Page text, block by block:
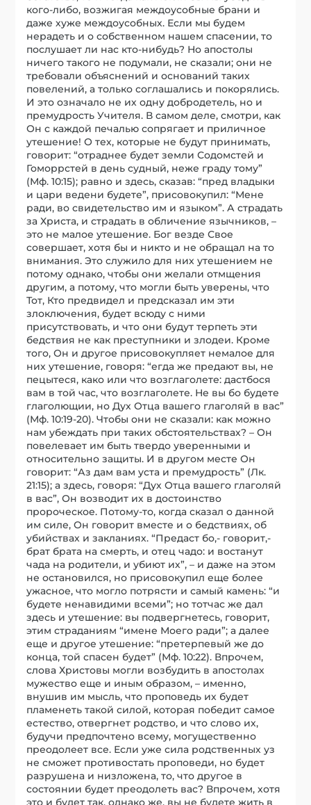
кого-либо, возжигая междоусобные брани и
даже хуже междоусобных. Если мы будем
нерадеть и о собственном нашем спасении, то
послушает ли нас кто-нибудь? Но апостолы
ничего такого не подумали, не сказали; они не
требовали объяснений и оснований таких
повелений, а только соглашались и покорялись.
И это означало не их одну добродетель, но и
премудрость Учителя. В самом деле, смотри, как
Он с каждой печалью сопрягает и приличное
утешение! О тех, которые не будут принимать,
говорит: “отраднее будет земли Содомстей и
Гоморрстей в день судный, неже граду тому”
(Мф. 10:15); равно и здесь, сказав: “пред владыки
и цари ведени будете”, присовокупил: “Мене
ради, во свидетельство им и языком”. А страдать
за Христа, и страдать в обличение язычников, –
это не малое утешение. Бог везде Свое
совершает, хотя бы и никто и не обращал на то
внимания. Это служило для них утешением не
потому однако, чтобы они желали отмщения
другим, а потому, что могли быть уверены, что
Тот, Кто предвидел и предсказал им эти
злоключения, будет всюду с ними
присутствовать, и что они будут терпеть эти
бедствия не как преступники и злодеи. Кроме
того, Он и другое присовокупляет немалое для
них утешение, говоря: “егда же предают вы, не
пецытеся, како или что возглаголете: дастбося
вам в той час, что возглаголете. Не вы бо будете
глаголющии, но Дух Отца вашего глаголяй в вас”
(Мф. 10:19-20). Чтобы они не сказали: как можно
нам убеждать при таких обстоятельствах? – Он
повелевает им быть твердо уверенными и
относительно защиты. И в другом месте Он
говорит: “Аз дам вам уста и премудрость” (Лк.
21:15); а здесь, говоря: “Дух Отца вашего глаголяй
в вас”, Он возводит их в достоинство
пророческое. Потому-то, когда сказал о данной
им силе, Он говорит вместе и о бедствиях, об
убийствах и закланиях. “Предаст бо,- говорит,-
брат брата на смерть, и отец чадо: и востанут
чада на родители, и убиют их”, – и даже на этом
не остановился, но присовокупил еще более
ужасное, что могло потрясти и самый камень: “и
будете ненавидими всеми”; но тотчас же дал
здесь и утешение: вы подвергнетесь, говорит,
этим страданиям “имене Моего ради”; а далее
еще и другое утешение: “претерпевый же до
конца, той спасен будет” (Мф. 10:22). Впрочем,
слова Христовы могли возбудить в апостолах
мужество еще и иным образом, – именно,
внушив им мысль, что проповедь их будет
пламенеть такой силой, которая победит самое
естество, отвергнет родство, и что слово их,
будучи предпочтено всему, могущественно
преодолеет все. Если уже сила родственных уз
не сможет противостать проповеди, но будет
разрушена и низложена, то, что другое в
состоянии будет преодолеть вас? Впрочем, хотя
это и будет так, однако же, вы не будете жить в